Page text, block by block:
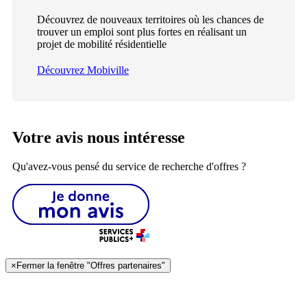
Découvrez de nouveaux territoires où les chances de
trouver un emploi sont plus fortes en réalisant un
projet de mobilité résidentielle
Découvrez Mobiville
Votre avis nous intéresse
Qu'avez-vous pensé du service de recherche d'offres ?
× Fermer la fenêtre "Offres partenaires"